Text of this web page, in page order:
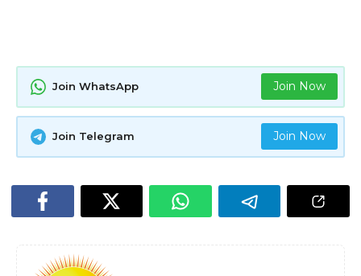
Join WhatsApp Join Now
Join Telegram Join Now